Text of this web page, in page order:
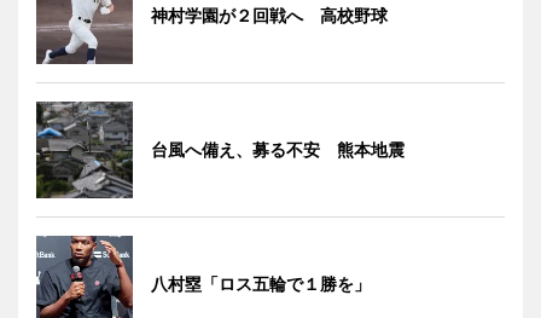
神村学園が２回戦へ 高校野球
台風へ備え、募る不安 熊本地震
八村塁「ロス五輪で１勝を」